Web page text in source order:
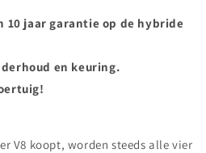
10 jaar garantie op de hybride
en keuring.
V8 koopt, worden steeds alle vier